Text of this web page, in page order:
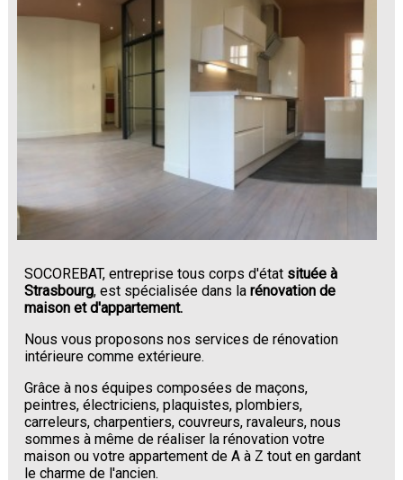
SOCOREBAT, entreprise tous corps d'état située à
Strasbourg, est spécialisée dans larénovation de
maison et d'appartement.
Nous vous proposons nos services de rénovation
intérieure comme extérieure.
Grâce à nos équipes composées de maçons,
peintres, électriciens, plaquistes, plombiers,
carreleurs, charpentiers, couvreurs, ravaleurs, nous
sommes à même de réaliser la rénovation votre
maison ou votre appartement de A à Z tout en gardant
le charme de l'ancien.